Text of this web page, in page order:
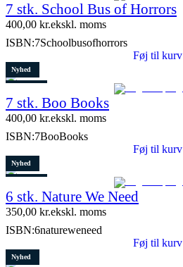
7 stk. School Bus of Horrors
400,00 kr.ekskl. moms
ISBN:7Schoolbusofhorrors
Føj til kurv
Nyhed
2 stk. tilbage
7 stk. Boo Books
400,00 kr.ekskl. moms
ISBN:7BooBooks
Føj til kurv
Nyhed
8 stk. tilbage
6 stk. Nature We Need
350,00 kr.ekskl. moms
ISBN:6natureweneed
Føj til kurv
Nyhed